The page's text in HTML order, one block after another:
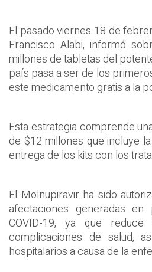
El pasado viernes 18 de
Francisco Alabi, informó
millones de tabletas del
país pasa a ser de los
este medicamento gratis a la
Esta estrategia comprende
de $12 millones que incluye
entrega de los kits con los
El Molnupiravir ha sido
afectaciones generadas en
COVID-19, ya que
complicaciones de salud,
hospitalarios a causa de la